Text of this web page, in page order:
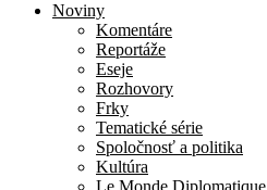
Noviny
Komentáre
Reportáže
Eseje
Rozhovory
Frky
Tematické série
Spoločnosť a politika
Kultúra